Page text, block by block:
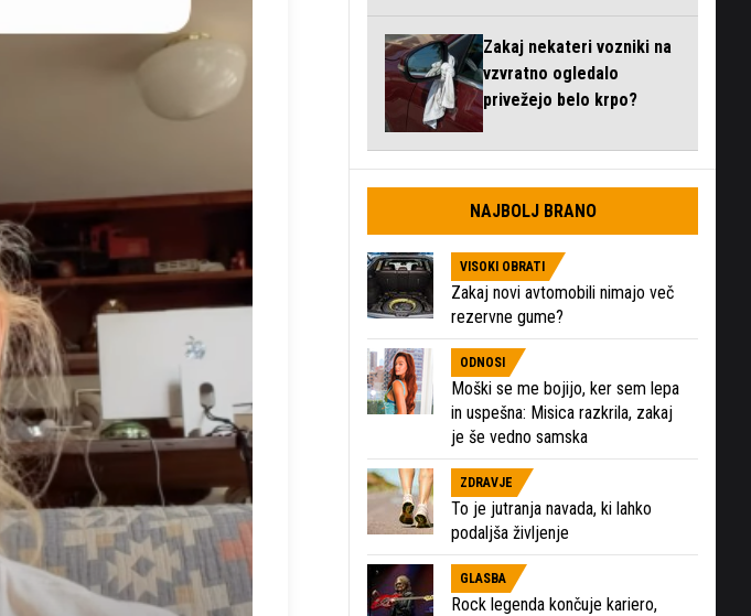
Zakaj nekateri vozniki na
vzvratno ogledalo
privežejo belo krpo?
NAJBOLJ BRANO
VISOKI OBRATI
Zakaj novi avtomobili nimajo več
rezervne gume?
ODNOSI
Moški se me bojijo, ker sem lepa
in uspešna: Misica razkrila, zakaj
je še vedno samska
ZDRAVJE
To je jutranja navada, ki lahko
podaljša življenje
GLASBA
Rock legenda končuje kariero,